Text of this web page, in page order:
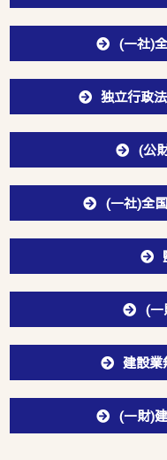
(一社)
独立行政
(公
(一社)全
(一
建設業
(一財)